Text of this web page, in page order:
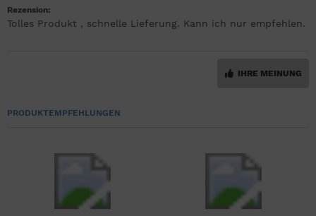
Rezension:
Tolles Produkt , schnelle Lieferung. Kann ich nur empfehlen.
IHRE MEINUNG
PRODUKTEMPFEHLUNGEN